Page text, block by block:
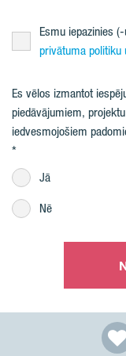
Esmu iepazinies
privātuma politiku
Es vēlos izmantot
piedāvājumiem,
iedvesmojošiem
Jā
Nē